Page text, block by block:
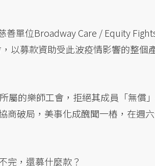
單位Broadway Care / Equity
以募款資助受此波疫情影響的整個
屬的樂師工會，拒絕其成員「無償
商破局，美事化成醜聞一樁，在週
完，還募什麼款？